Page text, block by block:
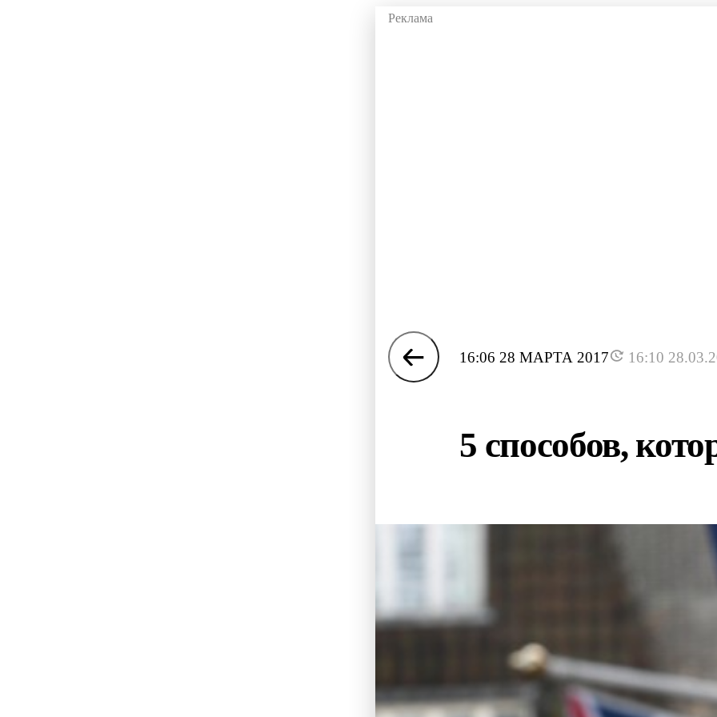
16:06 28 МАРТА 2017 16:10
5 способов,